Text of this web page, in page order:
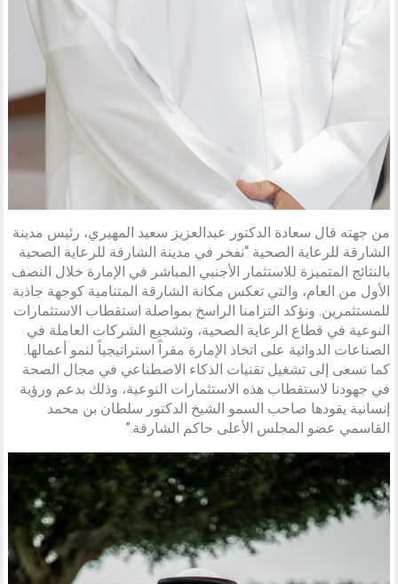
من جهته قال سعادة الدكتور عبدالعزيز سعيد المهيري، رئيس مدينة
الشارقة للرعاية الصحية “نفخر في مدينة الشارقة للرعاية الصحية
بالنتائج المتميزة للاستثمار الأجنبي المباشر في الإمارة خلال النصف
الأول من العام، والتي تعكس مكانة الشارقة المتنامية كوجهة جاذبة
للمستثمرين. ونؤكد التزامنا الراسخ بمواصلة استقطاب الاستثمارات
النوعية في قطاع الرعاية الصحية، وتشجيع الشركات العاملة في
الصناعات الدوائية على اتخاذ الإمارة مقراً استراتيجياً لنمو أعمالها.
كما نسعى إلى تشغيل تقنيات الذكاء الاصطناعي في مجال الصحة
في جهودنا لاستقطاب هذه الاستثمارات النوعية، وذلك بدعم ورؤية
إنسانية يقودها صاحب السمو الشيخ الدكتور سلطان بن محمد
القاسمي عضو المجلس الأعلى حاكم الشارقة.”